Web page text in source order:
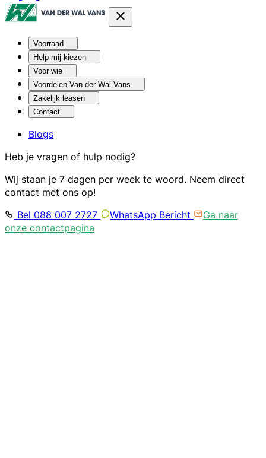
Voorraad
Help mij kiezen
Voor wie
Voordelen Van der Wal Vans
Zakelijk leasen
Contact
Blogs
Heb je vragen of hulp nodig?
Wij staan je 7 dagen per week te woord. Neem direct
contact met ons op!
Bel 088 007 2727
WhatsApp Bericht
Ga naar
onze contactpagina